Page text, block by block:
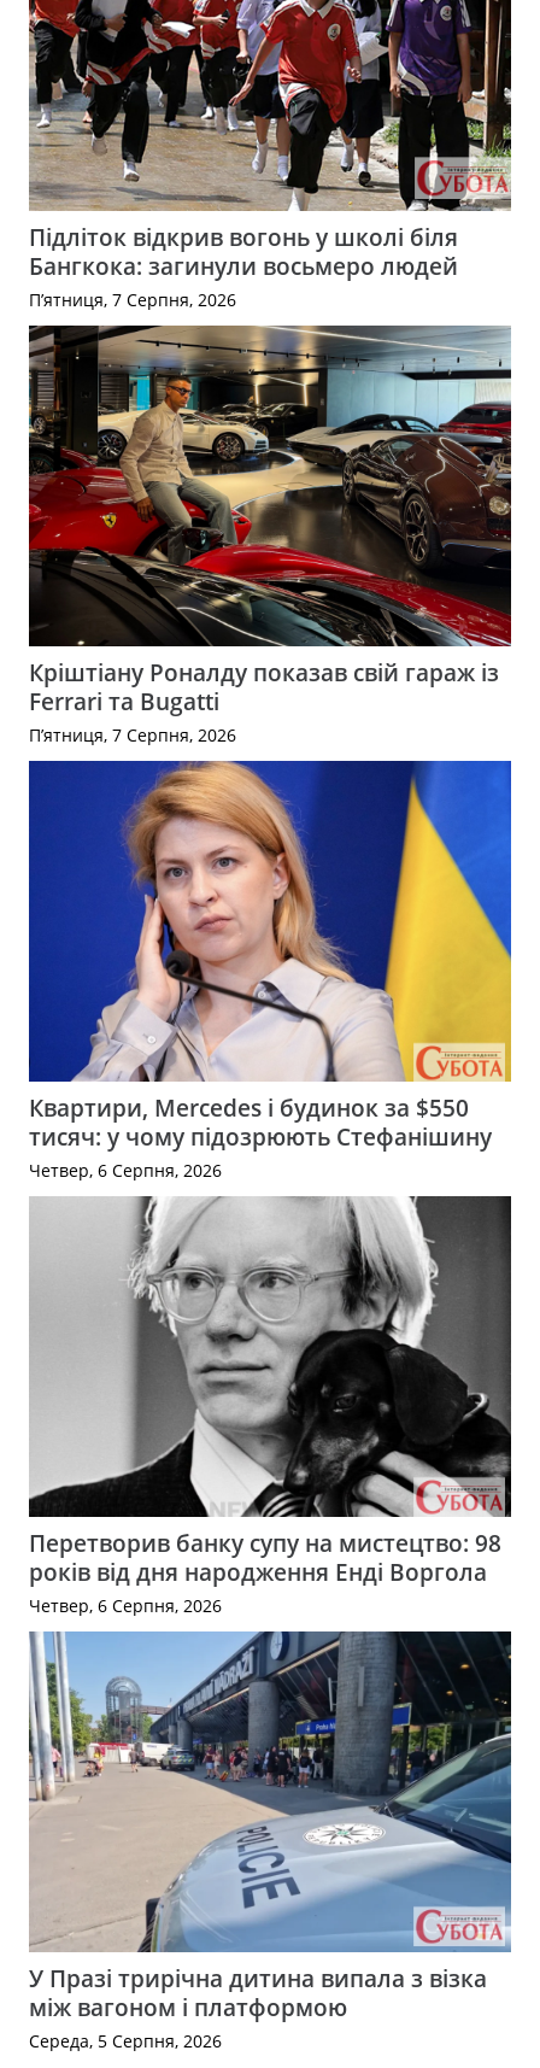
Підліток відкрив вогонь у школі біля
Бангкока: загинули восьмеро людей
П’ятниця, 7 Серпня, 2026
Кріштіану Роналду показав свій гараж із
Ferrari та Bugatti
П’ятниця, 7 Серпня, 2026
Квартири, Mercedes і будинок за $550
тисяч: у чому підозрюють Стефанішину
Четвер, 6 Серпня, 2026
Перетворив банку супу на мистецтво: 98
років від дня народження Енді Воргола
Четвер, 6 Серпня, 2026
У Празі трирічна дитина випала з візка
між вагоном і платформою
Середа, 5 Серпня, 2026